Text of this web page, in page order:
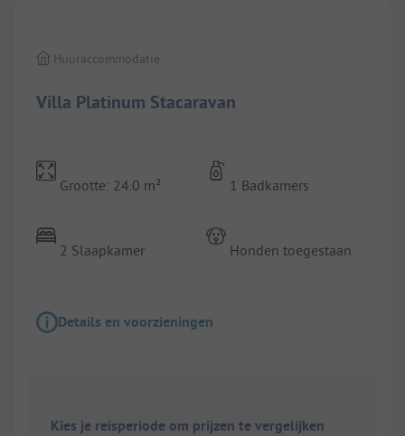
Villa Platinum Stacaravan
Huuraccommodatie
Grootte: 24.0 m²
2 Slaapkamer
1 Badkamers
Honden toegestaan
Details en voorzieningen
Kies je reisperiode om prijzen te vergelijken